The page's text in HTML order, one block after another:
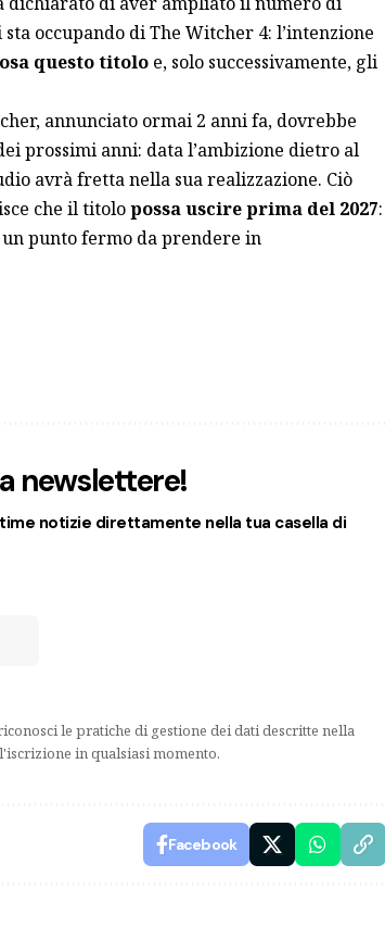
occupando di The Witcher 4: l’intenzione
questo titoloe, solo successivamente, gli
annunciato ormai 2 anni fa, dovrebbe
prossimi anni: data l’ambizione dietro al
avrà fretta nella sua realizzazione. Ciò
che il titolopossa uscire prima del 2027:
punto fermo da prendere in
newslettere!
notizie direttamente nella tua casella di
le pratiche di gestione dei dati descritte nella
in qualsiasi momento.
Facebook